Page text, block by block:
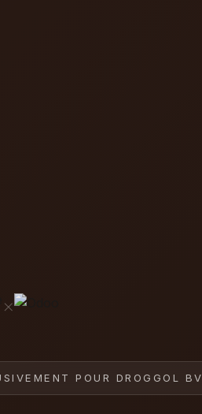
×
POUR DROGGOL BV